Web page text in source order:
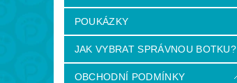
POUKÁZKY
JAK VYBRAT SPRÁVNOU BOTKU?
OBCHODNÍ PODMÍNKY